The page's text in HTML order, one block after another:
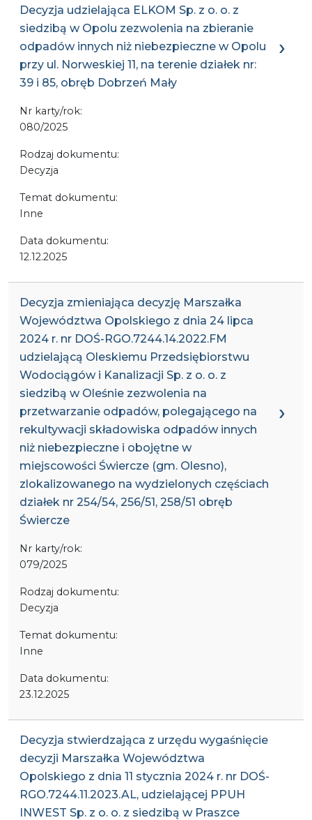
Decyzja udzielająca ELKOM Sp. z o. o. z
siedzibą w Opolu zezwolenia na zbieranie
odpadów innych niż niebezpieczne w Opolu
przy ul. Norweskiej 11, na terenie działek nr:
39 i 85, obręb Dobrzeń Mały
Nr karty/rok:
080/2025
Rodzaj dokumentu:
Decyzja
Temat dokumentu:
Inne
Data dokumentu:
12.12.2025
Decyzja zmieniająca decyzję Marszałka
Województwa Opolskiego z dnia 24 lipca
2024 r. nr DOŚ-RGO.7244.14.2022.FM
udzielającą Oleskiemu Przedsiębiorstwu
Wodociągów i Kanalizacji Sp. z o. o. z
siedzibą w Oleśnie zezwolenia na
przetwarzanie odpadów, polegającego na
rekultywacji składowiska odpadów innych
niż niebezpieczne i obojętne w
miejscowości Świercze (gm. Olesno),
zlokalizowanego na wydzielonych częściach
działek nr 254/54, 256/51, 258/51 obręb
Świercze
Nr karty/rok:
079/2025
Rodzaj dokumentu:
Decyzja
Temat dokumentu:
Inne
Data dokumentu:
23.12.2025
Decyzja stwierdzająca z urzędu wygaśnięcie
decyzji Marszałka Województwa
Opolskiego z dnia 11 stycznia 2024 r. nr DOŚ-
RGO.7244.11.2023.AL, udzielającej PPUH
INWEST Sp. z o. o. z siedzibą w Praszce